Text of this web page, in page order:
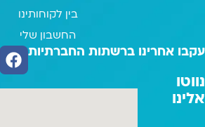
בין לקוחותינו
החשבון שלי
עקבו אחרינו ברשתות החברתיות
נווטו
אלינו